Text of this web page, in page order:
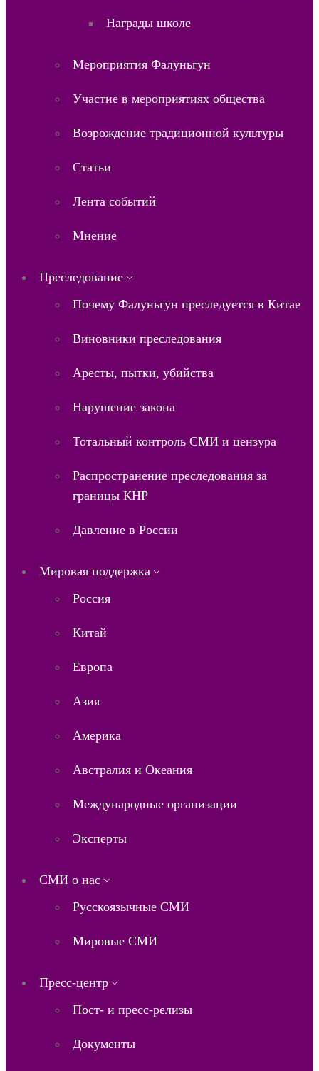
Награды школе
Мероприятия Фалуньгун
Участие в мероприятиях общества
Возрождение традиционной культуры
Статьи
Лента событий
Мнение
Преследование
Почему Фалуньгун преследуется в Китае
Виновники преследования
Аресты, пытки, убийства
Нарушение закона
Тотальный контроль СМИ и цензура
Распространение преследования за
границы КНР
Давление в России
Мировая поддержка
Россия
Китай
Европа
Азия
Америка
Австралия и Океания
Международные организации
Эксперты
СМИ о нас
Русскоязычные СМИ
Мировые СМИ
Пресс-центр
Пост- и пресс-релизы
Документы